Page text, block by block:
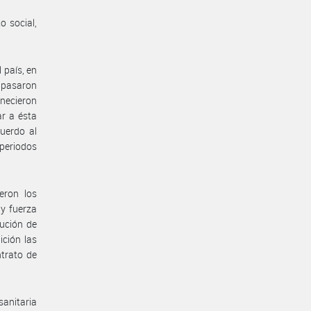
social,
en
a ésta
al
los
fuerza
de
las
de